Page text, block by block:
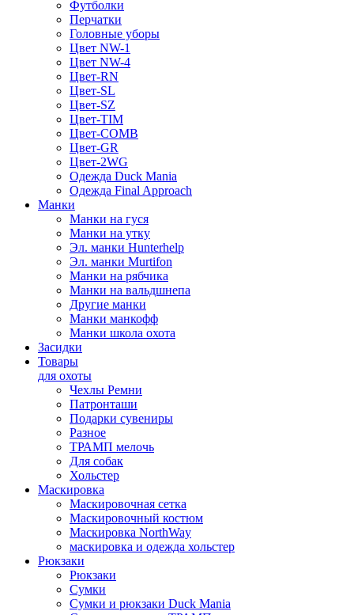
Футболки
Перчатки
Головные уборы
Цвет NW-1
Цвет NW-4
Цвет-RN
Цвет-SL
Цвет-SZ
Цвет-TIM
Цвет-COMB
Цвет-GR
Цвет-2WG
Одежда Duck Mania
Одежда Final Approach
Манки
Манки на гуся
Манки на утку
Эл. манки Hunterhelp
Эл. манки Murtifon
Манки на рябчика
Манки на вальдшнепа
Другие манки
Манки манкофф
Манки школа охота
Засидки
Товары
для охоты
Чехлы Ремни
Патронташи
Подарки сувениры
Разное
ТРАМП мелочь
Для собак
Хольстер
Маскировка
Маскировочная сетка
Маскировочный костюм
Маскировка NorthWay
маскировка и одежда хольстер
Рюкзаки
Рюкзаки
Сумки
Сумки и рюкзаки Duck Mania